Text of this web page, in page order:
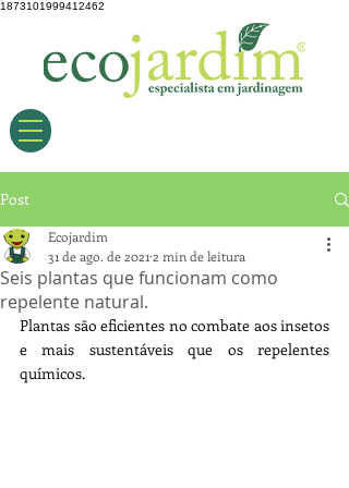
1873101999412462
Post
Seis plantas que funcionam como
repelente natural.
Ecojardim
31 de ago. de 2021 2 min de leitura
Plantas são eficientes no combate aos insetos
e mais sustentáveis que os repelentes
químicos.